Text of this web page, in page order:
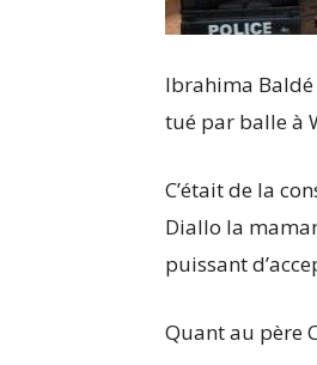
Ibrahima Baldé
tué par balle à
C’était de la
Diallo la
puissant
Quant au père